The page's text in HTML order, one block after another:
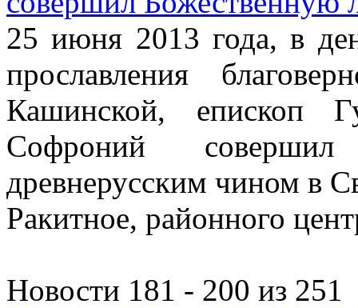
25 июня 2013 года, в
прославления
Кашинской, епископ
Софроний
древнерусским чином в
Ракитное, районного
Новости 181 - 200 из 251